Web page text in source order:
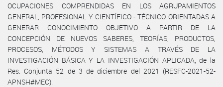
OCUPACIONES COMPRENDIDAS EN LOS AGRUPAMIENTOS
GENERAL, PROFESIONAL Y CIENTÍFICO - TÉCNICO ORIENTADAS A
GENERAR CONOCIMIENTO OBJETIVO A PARTIR DE LA
CONCEPCIÓN DE NUEVOS SABERES, TEORÍAS, PRODUCTOS,
PROCESOS, MÉTODOS Y SISTEMAS A TRAVÉS DE LA
INVESTIGACIÓN BÁSICA Y LA INVESTIGACIÓN APLICADA, de la
Res. Conjunta 52 de 3 de diciembre del 2021 (RESFC-2021-52-
APNSH#MEC).